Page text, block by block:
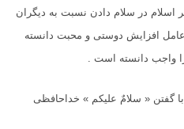
اسلام در سلام دادن نسبت به دیگران
عامل افزایش دوستی و محبت دانسته
واجب دانسته است .
گفتن « سلامٌ علیکم » خداحافظی